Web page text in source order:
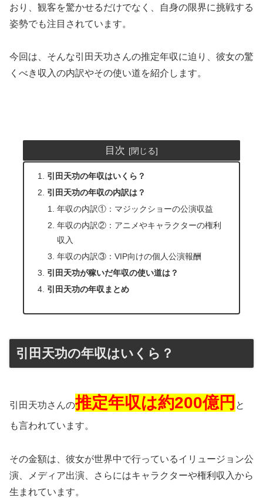
おり、観客を驚かせるだけでなく、自身の限界に挑戦する
姿勢でも注目されています。
今回は、そんな引田天功さんの推定年収に迫り、彼女の驚
くべき収入の内訳やその使い道を紹介します。
目次
引田天功の年収はいくら？
引田天功の年収の内訳は？
年収の内訳①：マジックショーの公演収益
年収の内訳②：アニメやキャラクターの権利
収入
年収の内訳③：VIP向けの個人公演報酬
引田天功が稼いだ年収の使い道は？
引田天功の年収まとめ
引田天功の年収はいくら？
引田天功さんの推定年収は約200億円 と
も言われています。
その金額は、彼女が世界中で行っているイリュージョン公
演、メディア出演、さらにはキャラクターや権利収入から
生まれています。